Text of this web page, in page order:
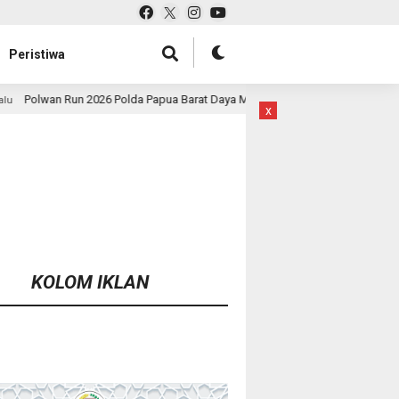
Peristiwa
Papua Barat Daya Meriah, Pererat Kebersamaan Polri dan Masyarakat
KOLOM IKLAN
x